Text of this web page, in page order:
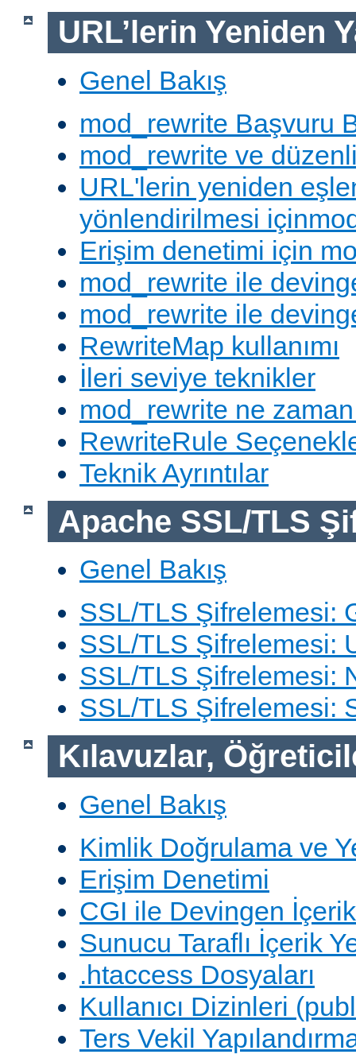
URL’lerin Yeniden
Genel Bakış
mod_rewrite Başvuru
mod_rewrite ve
URL'lerin yeniden
yönlendirilmesi
Erişim denetimi için
mod_rewrite ile
mod_rewrite ile
RewriteMap kullanımı
İleri seviye teknikler
mod_rewrite ne
RewriteRule
Teknik Ayrıntılar
Apache SSL/TLS
Genel Bakış
SSL/TLS Şifrelemesi:
SSL/TLS Şifrelemesi:
SSL/TLS Şifrelemesi:
SSL/TLS Şifrelemesi:
Kılavuzlar,
Genel Bakış
Kimlik Doğrulama ve
Erişim Denetimi
CGI ile Devingen İçerik
Sunucu Taraflı İçerik
.htaccess Dosyaları
Kullanıcı Dizinleri
Ters Vekil